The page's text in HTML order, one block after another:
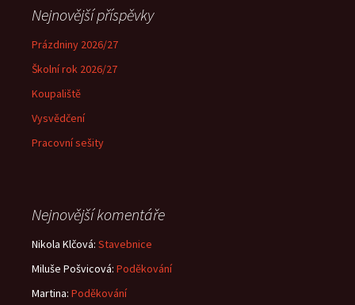
Nejnovější příspěvky
Prázdniny 2026/27
Školní rok 2026/27
Koupaliště
Vysvědčení
Pracovní sešity
Nejnovější komentáře
Nikola Klčová: Stavebnice
Miluše Pošvicová: Poděkování
Martina: Poděkování